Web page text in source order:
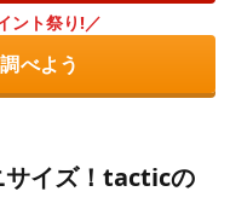
ント祭り!／
べよう
サイズ！tacticの